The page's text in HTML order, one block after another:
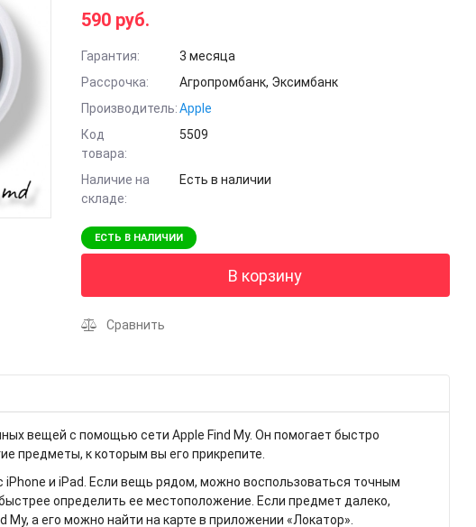
590 руб.
Гарантия:
3 месяца
Рассрочка:
Агропромбанк, Эксимбанк
Производитель: Apple
Код
товара:
5509
Наличие на
складе:
Есть в наличии
ЕСТЬ В НАЛИЧИИ
В корзину
Сравнить
вещей с помощью сети Apple Find My. Он помогает быстро
предметы, к которым вы его прикрепите.
iPhone и iPad. Если вещь рядом, можно воспользоваться точным
определить ее местоположение. Если предмет далеко,
My, а его можно найти на карте в приложении «Локатор».